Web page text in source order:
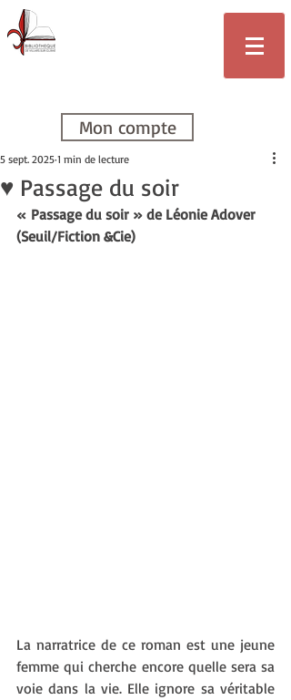
Mon compte
♥ Passage du soir
5 sept. 2025 1 min de lecture
« Passage du soir » de Léonie Adover
(Seuil/Fiction &Cie)
La narratrice de ce roman est une jeune
femme qui cherche encore quelle sera sa
voie dans la vie. Elle ignore sa véritable